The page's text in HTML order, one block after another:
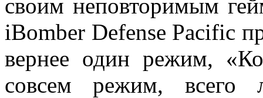
своим неповторимым
iBomber Defense Pacific
вернее один режим,
совсем режим,